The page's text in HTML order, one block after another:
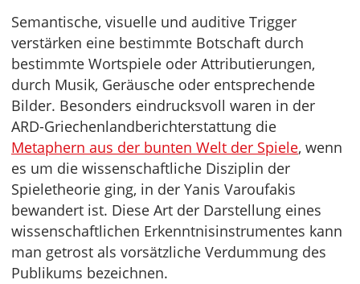
Semantische, visuelle und auditive Trigger
verstärken eine bestimmte Botschaft durch
bestimmte Wortspiele oder Attributierungen,
durch Musik, Geräusche oder entsprechende
Bilder. Besonders eindrucksvoll waren in der
ARD-Griechenlandberichterstattung die
Metaphern aus der bunten Welt der Spiele, wenn
es um die wissenschaftliche Disziplin der
Spieletheorie ging, in der Yanis Varoufakis
bewandert ist. Diese Art der Darstellung eines
wissenschaftlichen Erkenntnisinstrumentes kann
man getrost als vorsätzliche Verdummung des
Publikums bezeichnen.